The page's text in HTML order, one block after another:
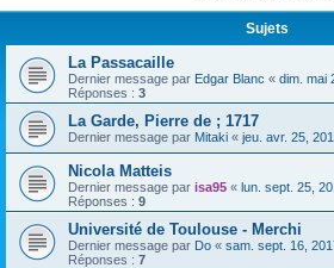
Sujets
La Passacaille
Dernier message par Edgar Blanc « dim. mai
Réponses : 3
La Garde, Pierre de ; 1717
Dernier message par Mitaki « jeu. avr. 25,
Nicola Matteis
Dernier message par isa95 « lun. sept. 25,
Réponses : 9
Université de Toulouse - Merchi
Dernier message par Do « sam. sept. 16,
Réponses : 7